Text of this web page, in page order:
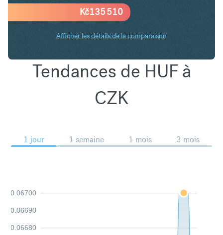
Kč135 510
Afficher les détails de la comparaison
Tendances de HUF à
CZK
1 jour 1 semaine 1 mois 3 mois
0.06680
0.06690
0.06700